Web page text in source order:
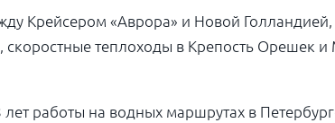
Крейсером «Аврора» и Новой
теплоходы в Крепость Орешек и
работы на водных маршрутах в